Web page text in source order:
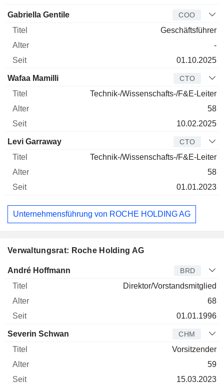
Gabriella Gentile COO
Geschäftsführer
-
01.10.2025
Wafaa Mamilli CTO
Technik-/Wissenschafts-/F&E-Leiter
58
10.02.2025
Levi Garraway CTO
Technik-/Wissenschafts-/F&E-Leiter
58
01.01.2023
Unternehmensführung von ROCHE HOLDING AG
Verwaltungsrat: Roche Holding AG
Verwaltungsratsmitglied
André Hoffmann BRD
Direktor/Vorstandsmitglied
68
01.01.1996
Severin Schwan CHM
Vorsitzender
59
15.03.2023